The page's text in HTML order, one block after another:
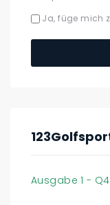
Ja, füge mich
Ausgabe 1 -